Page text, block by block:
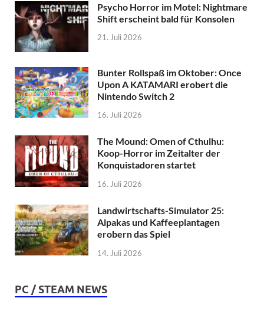
Psycho Horror im Motel: Nightmare
Shift erscheint bald für Konsolen
21. Juli 2026
Bunter Rollspaß im Oktober: Once
Upon A KATAMARI erobert die
Nintendo Switch 2
16. Juli 2026
The Mound: Omen of Cthulhu:
Koop-Horror im Zeitalter der
Konquistadoren startet
16. Juli 2026
Landwirtschafts-Simulator 25:
Alpakas und Kaffeeplantagen
erobern das Spiel
14. Juli 2026
PC / STEAM NEWS